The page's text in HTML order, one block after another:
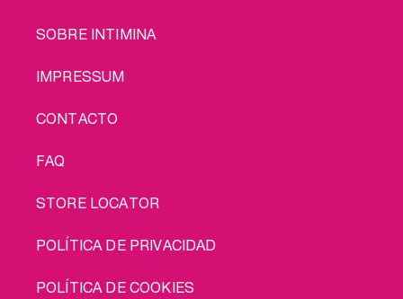
LEGAL
SOBRE INTIMINA
IMPRESSUM
CONTACTO
FAQ
STORE LOCATOR
POLÍTICA DE PRIVACIDAD
POLÍTICA DE COOKIES